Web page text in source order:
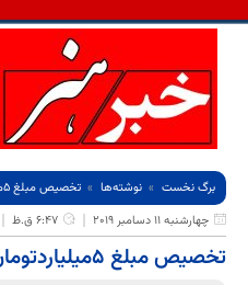
برگ نخست نوشته‌ها
تخصیص مبلغ 5میلیاردتومان جهت تکمیل برج فرودگاه طبس
چهارشنبه 11 دسامبر 2019
6:47 ق.ظ
تخصیص مبلغ 5میلیاردتومان جهت تکمیل برج فرودگاه طبس